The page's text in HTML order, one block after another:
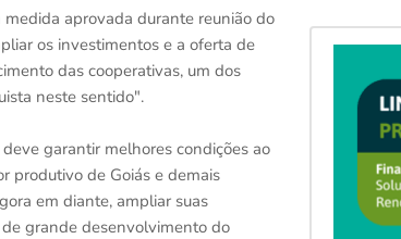
medida aprovada durante reunião do
os investimentos e a oferta de
das cooperativas, um dos
neste sentido".
garantir melhores condições ao
produtivo de Goiás e demais
em diante, ampliar suas
grande desenvolvimento do